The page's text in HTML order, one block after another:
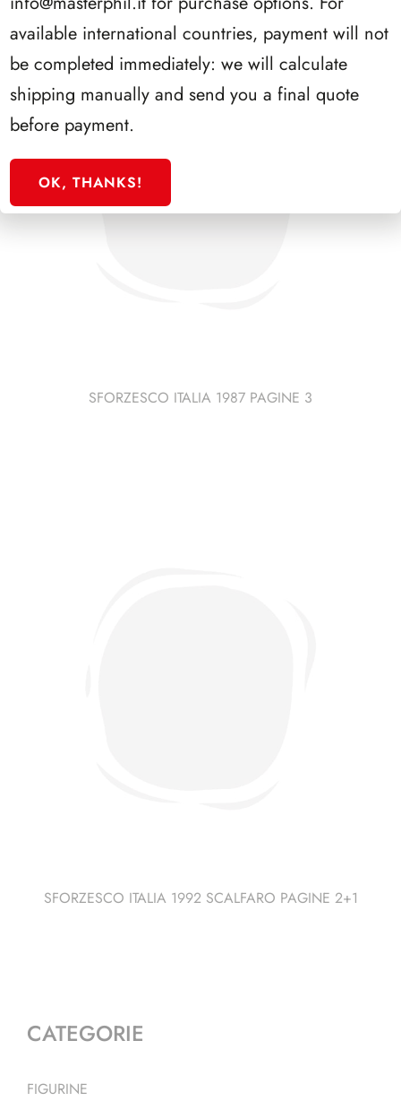
SFORZESCO ITALIA 1987 PAGINE 3
SFORZESCO ITALIA 1992 SCALFARO PAGINE 2+1
CATEGORIE
FIGURINE
available international countries, payment will not
be completed immediately: we will calculate
shipping manually and send you a final quote
before payment.
OK, THANKS!